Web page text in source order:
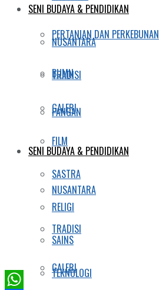
SENI BUDAYA & PENDIDIKAN
NUSANTARA
TRADISI
GALERI
FILM
SASTRA
RELIGI
SAINS
TEKNOLOGI
PERTANIAN DAN PERKEBUNAN
BUMN
PANGAN
SENI BUDAYA & PENDIDIKAN
NUSANTARA
TRADISI
GALERI